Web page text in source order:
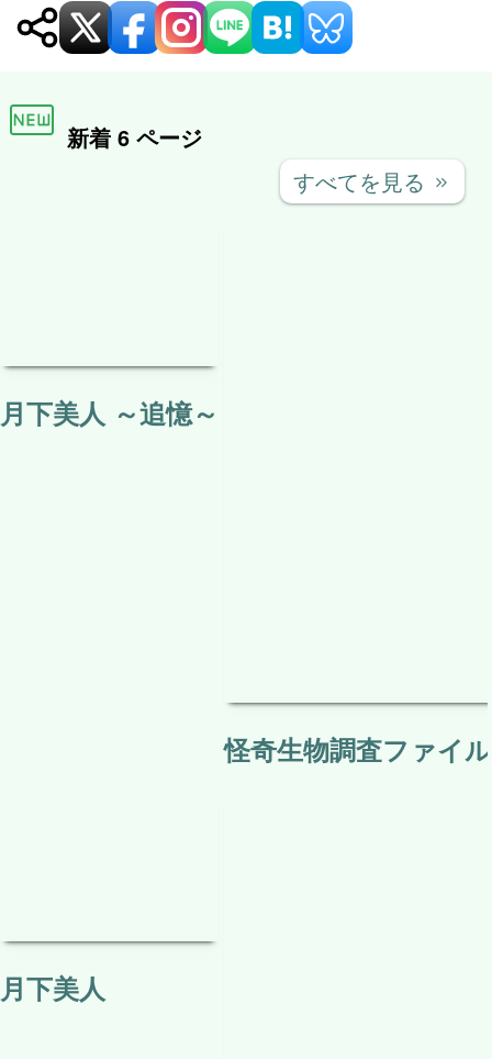
新着 6 ページ
すべてを見る keyboard_double_arrow_right
月下美人 ～追憶～
月下美人
怪奇生物調査ファイ